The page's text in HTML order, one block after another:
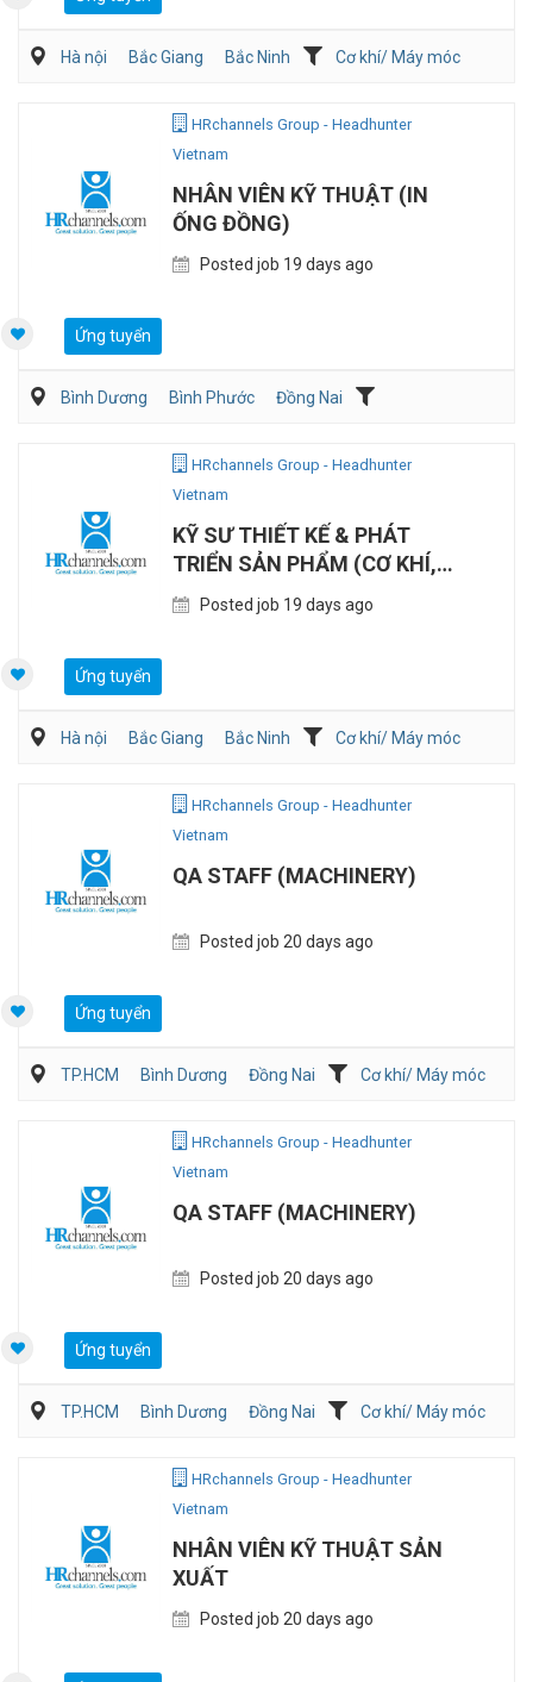
Hà nội Bắc Giang Bắc Ninh
Cơ khí/ Máy móc
HRchannels Group - Headhunter
Vietnam
NHÂN VIÊN KỸ THUẬT (IN
ỐNG ĐỒNG)
Posted job 19 days ago
Ứng tuyển
Bình Dương Bình Phước
Đồng Nai
HRchannels Group - Headhunter
Vietnam
KỸ SƯ THIẾT KẾ & PHÁT
TRIỂN SẢN PHẨM (CƠ KHÍ,
TIẾNG TRUNG)
Posted job 19 days ago
Ứng tuyển
Hà nội Bắc Giang Bắc Ninh
Cơ khí/ Máy móc
HRchannels Group - Headhunter
Vietnam
QA STAFF (MACHINERY)
Posted job 20 days ago
Ứng tuyển
TP.HCM Bình Dương Đồng Nai Cơ khí/ Máy móc
HRchannels Group - Headhunter
Vietnam
QA STAFF (MACHINERY)
Posted job 20 days ago
Ứng tuyển
TP.HCM Bình Dương Đồng Nai
Cơ khí/ Máy móc
HRchannels Group - Headhunter
Vietnam
NHÂN VIÊN KỸ THUẬT SẢN
XUẤT
Posted job 20 days ago